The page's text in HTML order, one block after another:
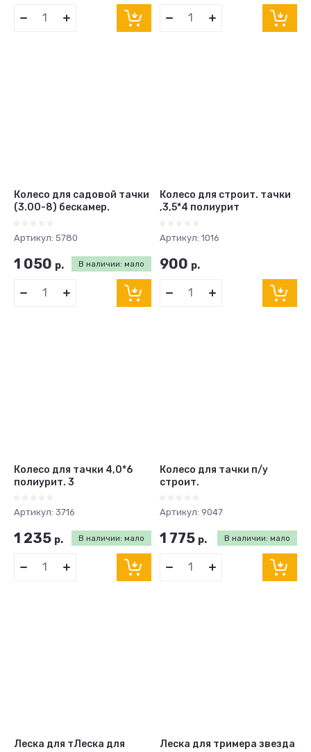
Колесо для садовой тачки
(3.00-8) бескамер.
Артикул: 5780
В наличии: мало
1 050 р.
Колесо для строит. тачки
,3,5*4 полиурит
Артикул: 1016
900 р.
Колесо для тачки 4,0*6
полиурит. 3
Артикул: 3716
В наличии: мало
1 235 р.
Колесо для тачки п/у
строит.
Артикул: 9047
В наличии: мало
1 775 р.
Леска для тЛеска для
Леска для тримера звезда